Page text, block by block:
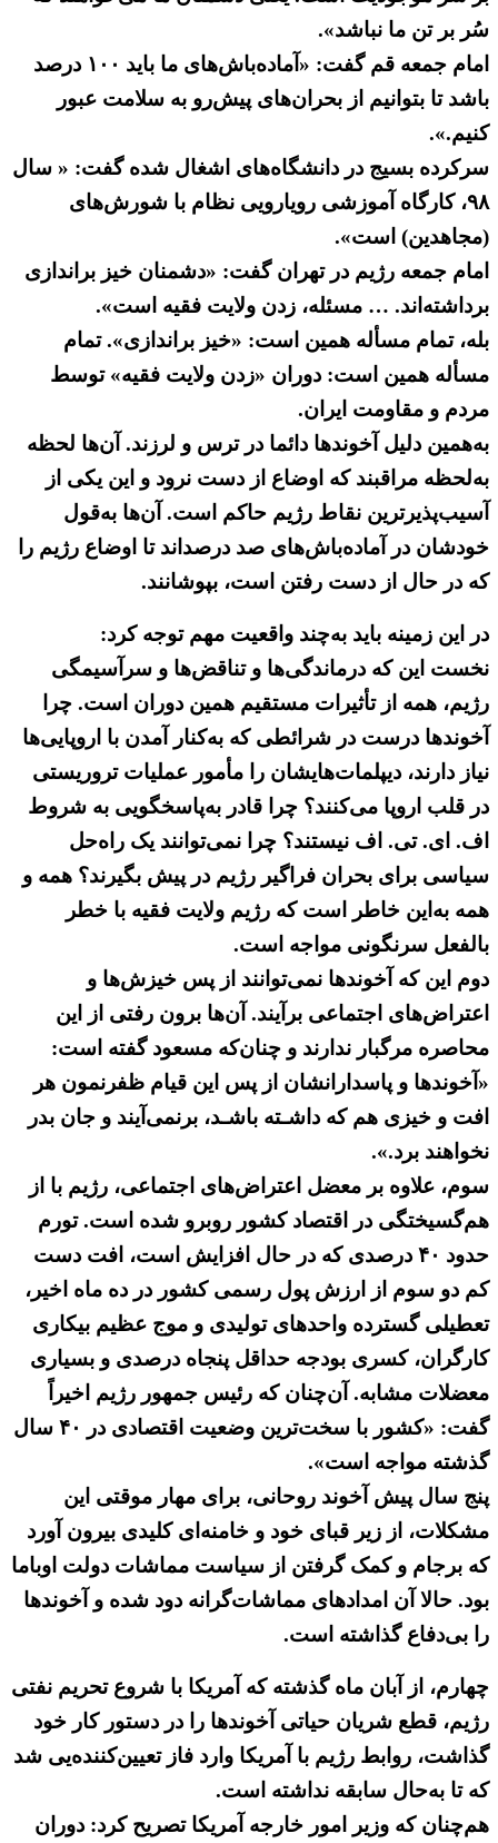
سُر بر تن ما نباشد».
امام جمعه قم گفت: «آماده‌باش‌های ما باید ۱۰۰ درصد
باشد تا بتوانیم از بحران‌های پیش‌رو به سلامت عبور
کنیم.».
سرکرده بسیج در دانشگاه‌های اشغال شده گفت: « سال
۹۸، کارگاه آموزشی رویارویی نظام با شورش‌های
(مجاهدین) است».
امام جمعه رژیم در تهران گفت: «دشمنان خیز براندازی
برداشته‌اند. … مسئله، زدن ولایت فقیه است».
بله،‌ تمام مسأله همین است: «خیز براندازی». تمام
مسأله همین است: دوران «زدن ولایت فقیه» توسط
مردم و مقاومت ایران.
به‌همین دلیل آخوندها دائما در ترس و لرزند. آن‌ها لحظه
به‌لحظه مراقبند که اوضاع از دست نرود و این یکی از
آسیب‌پذیرترین نقاط رژیم حاکم است. آن‌ها به‌قول
خودشان در آماده‌باش‌های صد درصد‌اند تا اوضاع رژیم را
که در حال از دست رفتن است، بپوشانند.
در این زمینه باید به‌چند واقعیت مهم توجه کرد:
نخست این که درماندگی‌ها و تناقض‌ها و سرآسیمگی‌
رژیم، همه از تأثیرات مستقیم همین دوران است. چرا
آخوندها درست در شرائطی که به‌کنار آمدن با اروپایی‌ها
نیاز دارند، دیپلمات‌هایشان را مأمور عملیات تروریستی
در قلب اروپا می‌کنند؟‌ چرا قادر به‌پاسخگویی به شروط
اف. ای. تی. اف نیستند؟ چرا نمی‌توانند یک راه‌حل
سیاسی برای بحران فراگیر رژیم در پیش بگیرند؟‌ همه و
همه به‌این خاطر است که رژیم ولایت فقیه با خطر
بالفعل سرنگونی مواجه است.
دوم این که آخوندها نمی‌توانند از پس خیزش‌ها و
اعتراض‌های اجتماعی برآیند. آن‌ها برون رفتی از این
محاصره مرگبار ندارند و چنان‌که مسعود گفته است:‌
«ﺁﺧﻮﻧﺪﻫﺎ ﻭ ﭘﺎﺳﺪﺍﺭﺍﻧﺸﺎﻥ ﺍﺯ ﭘﺲ این قیام ﻇﻔﺮنمون هر
افت ﻭ خیزی هم که ﺩﺍﺷـﺘﻪ ﺑﺎﺷـﺪ، ﺑﺮنمی‌آیند ﻭ جان بدر
نخواهند برد.».
سوم، علاوه بر معضل اعتراض‌های اجتماعی،‌ رژیم با از
هم‌گسیختگی در اقتصاد کشور روبرو شده است. تورم
حدود ۴۰ درصدی که در حال افزایش است، افت دست
کم دو سوم از ارزش پول رسمی کشور در ده ماه اخیر،
تعطیلی گسترده واحدهای تولیدی و موج عظیم بیکاری
کارگران، کسری بودجه حداقل پنجاه درصدی و بسیاری
معضلات مشابه. آن‌چنان که رئیس جمهور رژیم اخیراً
گفت:‌ «کشور با سخت‌ترین وضعیت اقتصادی در ۴۰ سال
گذشته مواجه است».
پنج سال پیش آخوند روحانی، برای مهار موقتی این
مشکلات، از زیر قبای خود و خامنه‌ای کلیدی بیرون آورد
که برجام و کمک گرفتن از سیاست مماشات دولت اوباما
بود. حالا آن امداد‌های مماشات‌گرانه دود شده و آخوندها
را بی‌دفاع گذاشته است.
چهارم، از آبان ماه گذشته که آمریکا با شروع تحریم نفتی
رژیم، قطع شریان حیاتی آخوندها را در دستور کار خود
گذاشت، روابط رژیم با آمریکا وارد فاز تعیین‌کننده‌یی شد
که تا به‌حال سابقه نداشته است.
هم‌چنان که وزیر امور خارجه آمریکا تصریح کرد:‌ دوران